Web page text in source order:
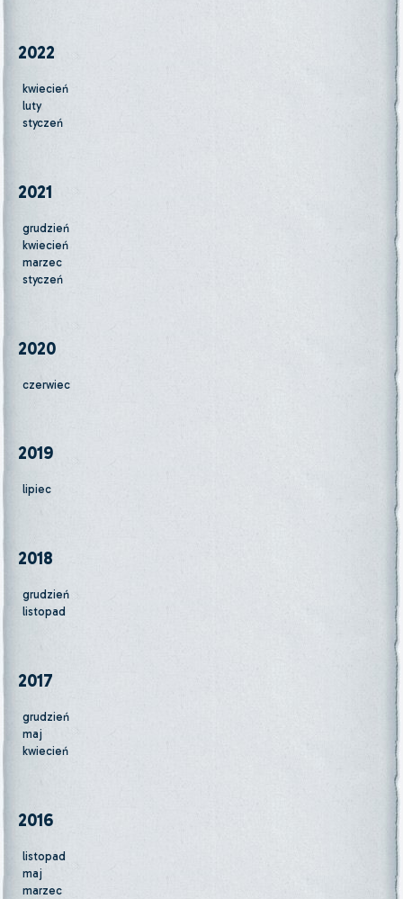
2022
kwiecień
luty
styczeń
2021
grudzień
kwiecień
marzec
styczeń
2020
czerwiec
2019
lipiec
2018
grudzień
listopad
2017
grudzień
maj
kwiecień
2016
listopad
maj
marzec